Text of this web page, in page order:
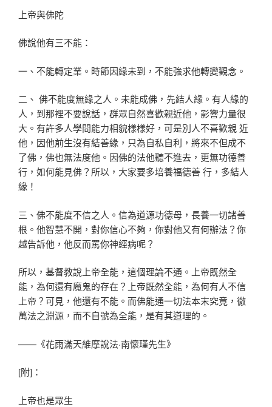
上帝與佛陀
佛說他有三不能：
一、不能轉定業。時節因緣未到，不能強求他轉變觀念。
二、 佛不能度無緣之人。未能成佛，先結人緣。有人緣的
人，到那裡不要說話，群眾自然喜歡親近他，影響力量很
大。有許多人學問能力相貌樣樣好，可是別人不喜歡親 近
他，因他前生沒有結善緣，只為自私自利，將來不但成不
了佛，佛也無法度他。因佛的法他聽不進去，更無功德善
行，如何能見佛？所以，大家要多培養福德善 行，多結人
緣！
三、佛不能度不信之人。信為道源功德母，長養一切諸善
根。他智慧不開，對你信心不夠，你對他又有何辦法？你
越告訴他，他反而罵你神經病呢？
所以，基督教說上帝全能，這個理論不通。上帝既然全
能，為何還有魔鬼的存在？上帝既然全能，為何有人不信
上帝？可見，他還有不能。而佛能通一切法本末究竟，徹
萬法之淵源，而不自號為全能，是有其道理的。
——《花雨滿天維摩說法·南懷瑾先生》
[附]：
上帝也是眾生